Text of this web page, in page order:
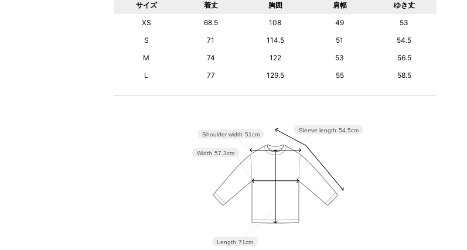
サイズ 着丈 胸囲 肩幅
ゆき丈
XS
68.5 108 49
53
S
71 114.5 51
54.5
M
74 122 53
56.5
L
77 129.5 55 58.5
Sleeve length 54.5cm
Length 71cm
Width 57.3cm
Shoulder width 51cm